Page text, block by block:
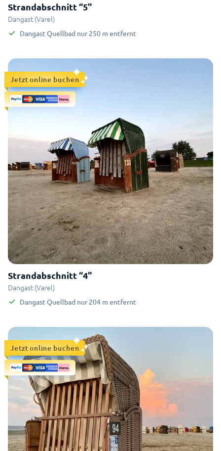
Strandabschnitt “5"
Dangast (Varel)
Dangast Quellbad nur 250 m entfernt
Strandabschnitt “4"
Dangast (Varel)
Jetzt online buchen
Dangast Quellbad nur 204 m entfernt
Jetzt online buchen